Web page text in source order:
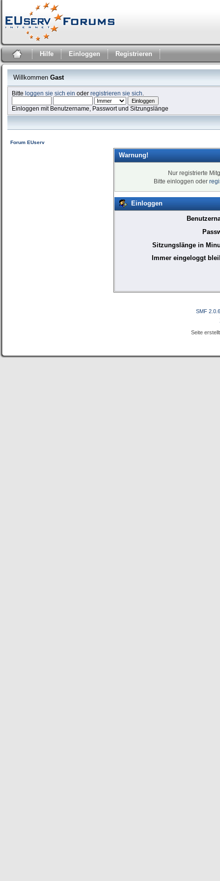
Hilfe Einloggen Registrieren
Willkommen Gast
Bitteloggen sie sich ein oderregistrieren sie sich
Einloggen mit Benutzername, Passwort und Sitzungslänge
Forum EUserv
Warnung!
Nur registrierte
Bitte einloggen oder
Einloggen
Sitzungslänge in
Immer eingeloggt
SMF 2.0.6
Seite